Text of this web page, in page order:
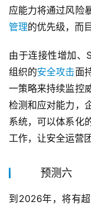
应能力将通过风险
管理的优先级，而
由于连接性增加、
组织的安全攻击面
一策略来持续监控
检测和应对能力，
系统，可以体系化
工作，让安全运营
预测六
到2026年，将有